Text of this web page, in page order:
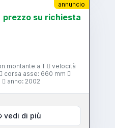
annuncio
prezzo su richiesta
corsa asse: 660 mm 
(divisore)  anno: 2002
vedi di più